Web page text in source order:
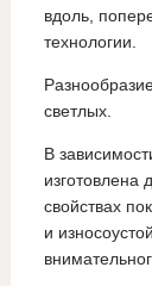
вдоль,
технологии.
светлых.
В
изготовлена
свойствах
и